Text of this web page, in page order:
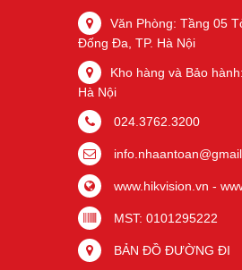
Văn Phòng: Tầng 05
Đống Đa, TP. Hà Nội
Kho hàng và Bảo
Hà Nội
024.3762.3200
www.hikvision.vn -
MST: 0101295222
BẢN ĐỒ ĐƯỜNG ĐI